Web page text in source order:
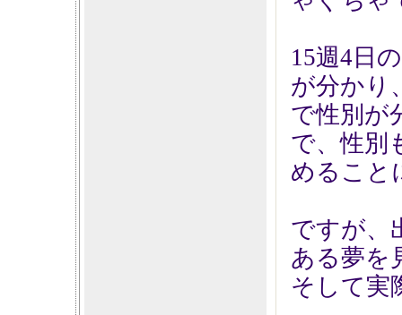
15週4日
が分かり
で性別が
で、性別
めること
ですが、
ある夢を
そして実